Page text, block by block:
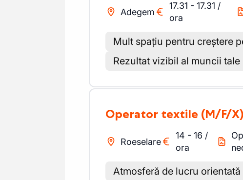
Adegem
17.31 - 17.31 /
ora
Mult spațiu pentru creștere
Rezultat vizibil al muncii tale
Operator textile (M/F/X)
Roeselare
14 - 16 /
ora
Atmosferă de lucru